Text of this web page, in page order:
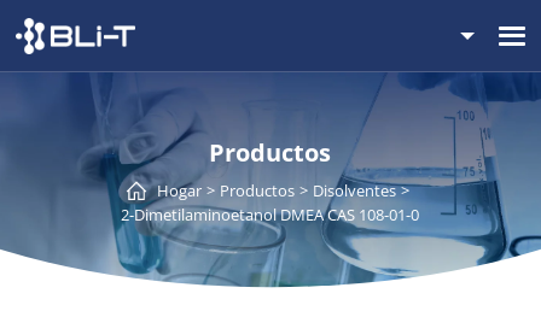
Productos
Hogar Productos
Disolventes
2-Dimetilaminoetanol DMEA CAS 108-01-0